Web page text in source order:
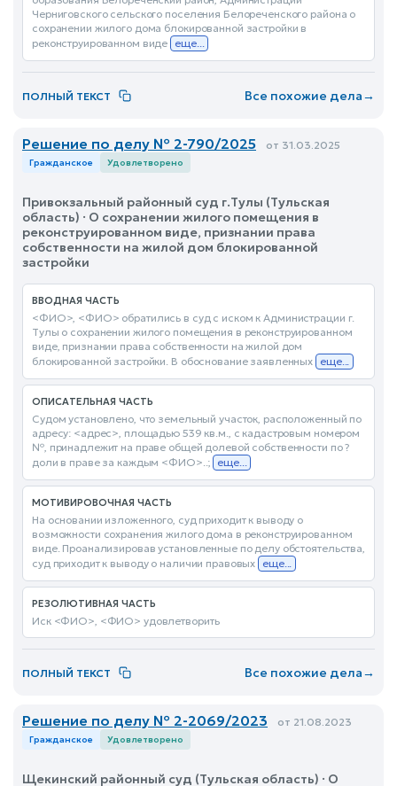
Черниговского сельского поселения Белореченского района о
сохранении жилого дома блокированной застройки в
реконструированном виде еще...
ПОЛНЫЙ ТЕКСТ Все похожие дела→
Решение по делу № 2-790/2025 от 31.03.2025
Гражданское Удовлетворено
Привокзальный районный суд г.Тулы (Тульская
область) · О сохранении жилого помещения в
реконструированном виде, признании права
собственности на жилой дом блокированной
застройки
ВВОДНАЯ ЧАСТЬ
<ФИО>, <ФИО> обратились в суд с иском к Администрации г.
Тулы о сохранении жилого помещения в реконструированном
виде, признании права собственности на жилой дом
блокированной застройки. В обоснование заявленных еще...
ОПИСАТЕЛЬНАЯ ЧАСТЬ
Судом установлено, что земельный участок, расположенный по
адресу: <адрес>, площадью 539 кв.м., с кадастровым номером
№, принадлежит на праве общей долевой собственности по ?
доли в праве за каждым <ФИО>..; еще...
МОТИВИРОВОЧНАЯ ЧАСТЬ
На основании изложенного, суд приходит к выводу о
возможности сохранения жилого дома в реконструированном
виде. Проанализировав установленные по делу обстоятельства,
суд приходит к выводу о наличии правовых еще...
РЕЗОЛЮТИВНАЯ ЧАСТЬ
Иск <ФИО>, <ФИО> удовлетворить
ПОЛНЫЙ ТЕКСТ Все похожие дела→
Решение по делу № 2-2069/2023 от 21.08.2023
Гражданское Удовлетворено
Щекинский районный суд (Тульская область) · О